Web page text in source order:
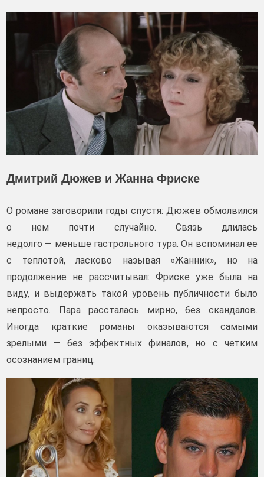
Дмитрий Дюжев и Жанна Фриске
О романе заговорили годы спустя: Дюжев обмолвился
о нем почти случайно. Связь длилась
недолго — меньше гастрольного тура. Он вспоминал ее
с теплотой, ласково называя «Жанник», но на
продолжение не рассчитывал: Фриске уже была на
виду, и выдержать такой уровень публичности было
непросто. Пара рассталась мирно, без скандалов.
Иногда краткие романы оказываются самыми
зрелыми — без эффектных финалов, но с четким
осознанием границ.